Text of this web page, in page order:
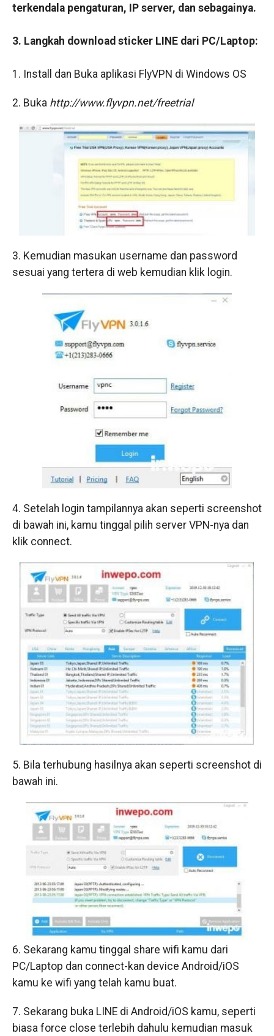
terkendala pengaturan, IP server, dan sebagainya.
3. Langkah download sticker LINE dari PC/Laptop:
1. Install dan Buka aplikasi FlyVPN di Windows OS
2. Buka http://www.flyvpn.net/freetrial
3. Kemudian masukan username dan password
sesuai yang tertera di web kemudian klik login.
4. Setelah login tampilannya akan seperti screenshot
di bawah ini, kamu tinggal pilih server VPN-nya dan
klik connect.
5. Bila terhubung hasilnya akan seperti screenshot di
bawah ini.
6. Sekarang kamu tinggal share wifi kamu dari
PC/Laptop dan connect-kan device Android/iOS
kamu ke wifi yang telah kamu buat.
7. Sekarang buka LINE di Android/iOS kamu, seperti
biasa force close terlebih dahulu kemudian masuk